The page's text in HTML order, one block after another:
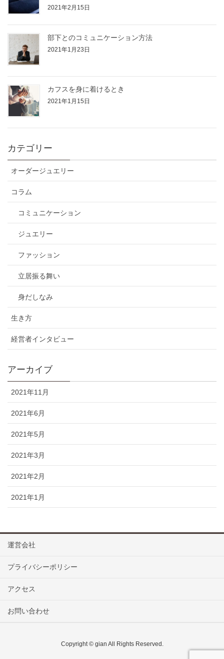
2021年2月15日
部下とのコミュニケーション方法
2021年1月23日
カフスを身に着けるとき
2021年1月15日
カテゴリー
オーダージュエリー
コラム
コミュニケーション
ジュエリー
ファッション
立居振る舞い
身だしなみ
生き方
経営者インタビュー
アーカイブ
2021年11月
2021年6月
2021年5月
2021年3月
2021年2月
2021年1月
運営会社
プライバシーポリシー
アクセス
お問い合わせ
Copyright © gian All Rights Reserved.